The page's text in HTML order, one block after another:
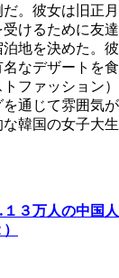
。彼女は旧正
けるために友
地を決めた。
なデザートを
ファッション
通じて雰囲気
韓国の女子大
３万人の中国